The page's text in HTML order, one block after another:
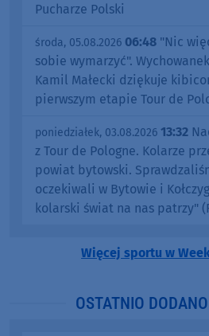
Pucharze Polski
środa, 05.08.2026 06:48 "Nic
sobie wymarzyć".
Kamil Małecki dziękuje
pierwszym etapie Tour de
poniedziałek, 03.08.2026 13:32
z Tour de Pologne. Kolarze
powiat bytowski.
oczekiwali w Bytowie i
kolarski świat na nas patrzy"
Więcej sportu w
OSTATNIO DODANO